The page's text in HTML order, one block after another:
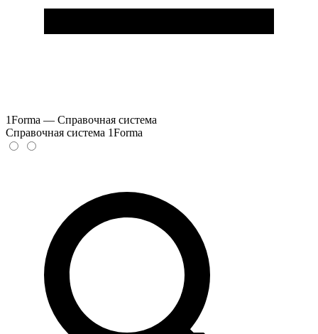
1Forma — Справочная система
Справочная система 1Forma